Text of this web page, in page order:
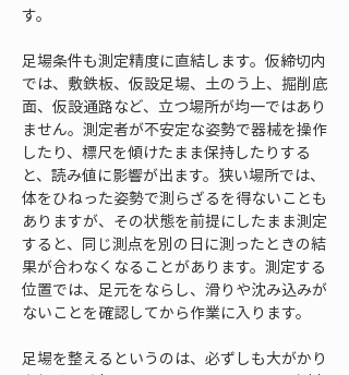
す。
足場条件も測定精度に直結します。仮締切内
では、敷鉄板、仮設足場、土のう上、掘削底
面、仮設通路など、立つ場所が均一ではあり
ません。測定者が不安定な姿勢で器械を操作
したり、標尺を傾けたまま保持したりする
と、読み値に影響が出ます。狭い場所では、
体をひねった姿勢で測らざるを得ないことも
ありますが、その状態を前提にしたまま測定
すると、同じ測点を別の日に測ったときの結
果が合わなくなることがあります。測定する
位置では、足元をならし、滑りや沈み込みが
ないことを確認してから作業に入ります。
足場を整えるというのは、必ずしも大がかり